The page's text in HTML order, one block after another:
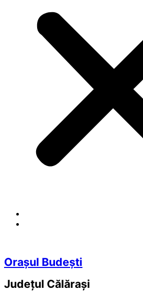
Orașul Budești
Județul Călărași